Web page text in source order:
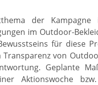
der
im Outdoor-
für diese
von
Geplante
Aktionswoche